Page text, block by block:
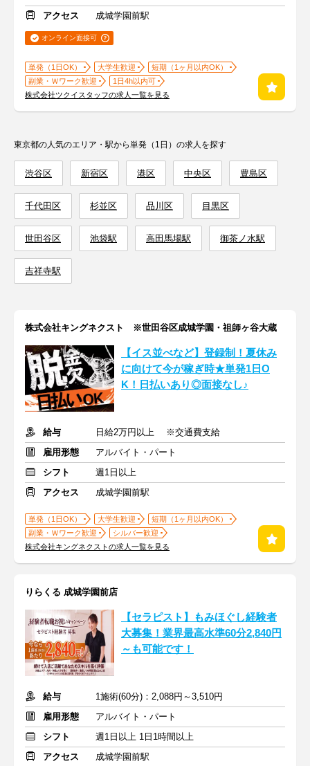
アクセス
成城学園前駅
オンライン面接可
単発（1日OK） 大学生歓迎
短期（1ヶ月以内OK）
副業・Ｗワーク歓迎
1日4h以内可
株式会社ツクイスタッフの求人一覧を見る
東京都の人気のエリア・駅から単発（1日）の求人を探す
渋谷区 新宿区 港区 中央区 豊島区
千代田区 杉並区 品川区 目黒区
世田谷区 池袋駅 高田馬場駅 御茶ノ水駅
吉祥寺駅
株式会社キングネクスト ※世田谷区成城学園・祖師ヶ谷大蔵
【イス並べなど】登録制！夏休み
に向けて今が稼ぎ時★単発1日O
K！日払いあり◎面接なし♪
給与
日給2万円以上 ※交通費支給
雇用形態
アルバイト・パート
シフト
週1日以上
アクセス
成城学園前駅
単発（1日OK） 大学生歓迎
短期（1ヶ月以内OK）
副業・Ｗワーク歓迎
シルバー歓迎
株式会社キングネクストの求人一覧を見る
りらくる 成城学園前店
【セラピスト】もみほぐし経験者
大募集！業界最高水準60分2,840円
～も可能です！
給与
1施術(60分)：2,088円～3,510円
雇用形態
アルバイト・パート
シフト
週1日以上 1日1時間以上
アクセス
成城学園前駅